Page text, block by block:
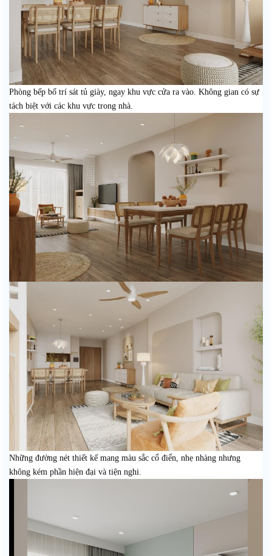
Phòng bếp bố trí sát tủ giày, ngay khu vực cửa ra vào. Không gian có sự
tách biệt với các khu vực trong nhà.
Những đường nét thiết kế mang màu sắc cổ điển, nhẹ nhàng nhưng
không kém phần hiện đại và tiện nghi.